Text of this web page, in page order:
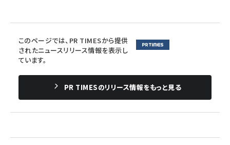
このページでは、PR TIMESから提供
されたニュースリリース情報を表示し
ています。
PR TIMESのリリース情報をもっと見る